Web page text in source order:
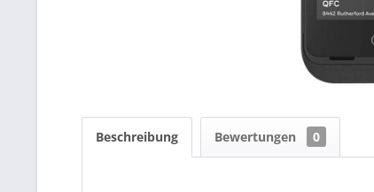
Beschreibung Bewertungen 0